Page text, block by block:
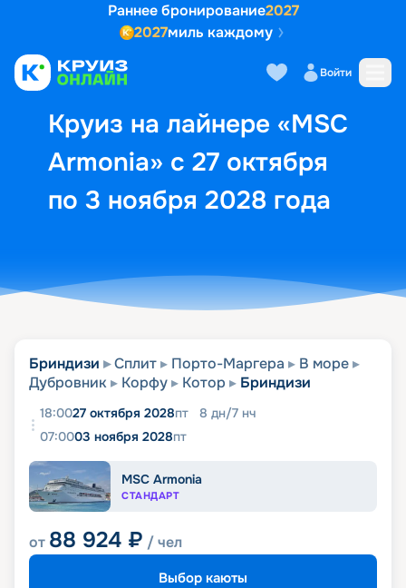
Раннее бронирование2027
2027миль каждому
Войти
Круиз на лайнере «MSC
Armonia» с 27 октября
по 3 ноября 2028 года
Выбор кают Маршрут и
Бриндизи Сплит Порто-Маргера
В море
Дубровник
Корфу Котор Бриндизи
18:0027 октября 2028пт 8 дн/7 нч
07:0003 ноября 2028пт
MSC Armonia
СТАНДАРТ
от 88 924 ₽ / чел
Выбор каюты